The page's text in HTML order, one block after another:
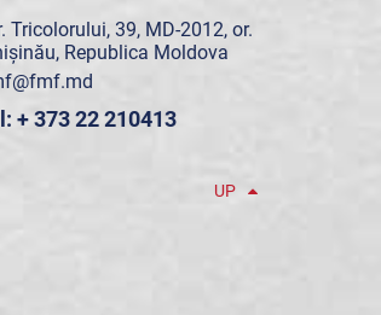
Tricolorului, 39, MD-2012, or.
Republica Moldova
+ 373 22 210413
UP